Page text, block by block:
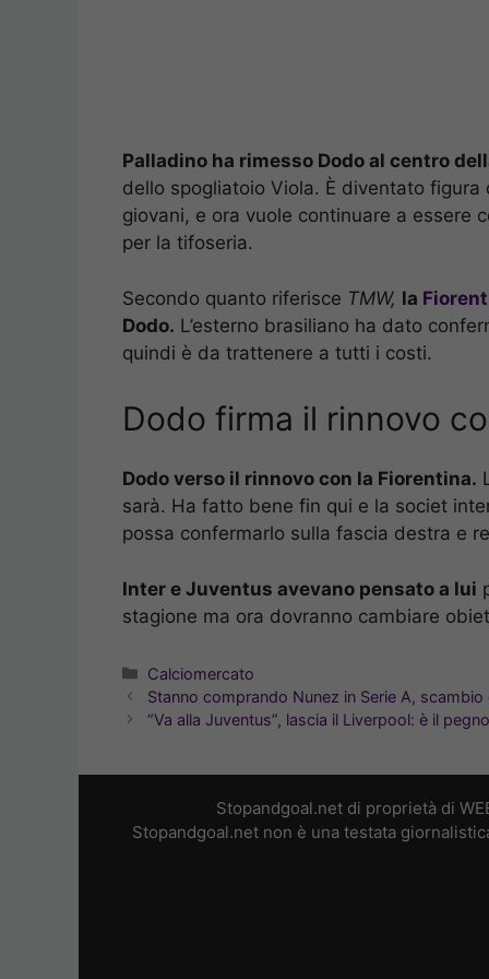
Palladino ha rimesso Dodo al centro
dello spogliatoio Viola. È diventato
giovani, e ora vuole continuare a essere
per la tifoseria.
Secondo quanto riferisce TMW, la
Dodo. L’esterno brasiliano ha dato
quindi è da trattenere a tutti i costi.
Dodo firma il rinnovo
Dodo verso il rinnovo con la Fiorentina.
sarà. Ha fatto bene fin qui e la societ
possa confermarlo sulla fascia destra e
Inter e Juventus avevano pensato a lui
stagione ma ora dovranno cambiare
Categorie
Calciomercato
Stanno comprando Nunez in Serie A, scambio
“Va alla Juventus”, lascia il Liverpool: è il
Stopandgoal.net di proprietà di
Stopandgoal.net non è una testata